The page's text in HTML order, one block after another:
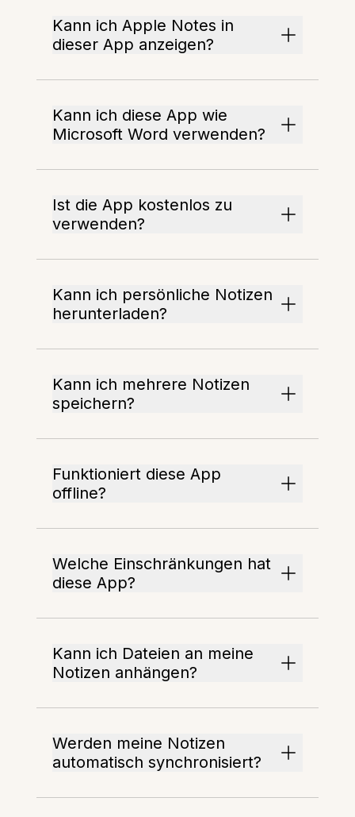
Kann ich Apple Notes in
dieser App anzeigen?
Kann ich diese App wie
Microsoft Word verwenden?
Ist die App kostenlos zu
verwenden?
Kann ich persönliche Notizen
herunterladen?
Kann ich mehrere Notizen
speichern?
Funktioniert diese App
offline?
Welche Einschränkungen hat
diese App?
Kann ich Dateien an meine
Notizen anhängen?
Werden meine Notizen
automatisch synchronisiert?